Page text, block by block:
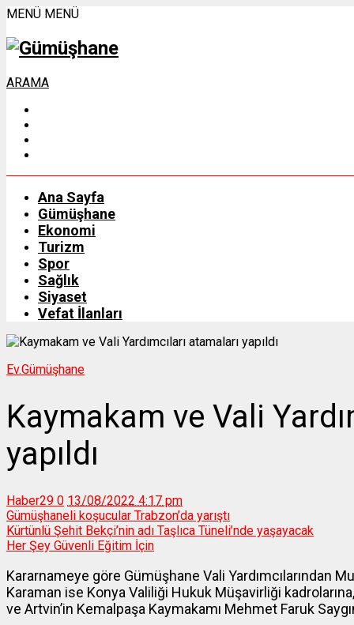
MENÜ MENÜ
ARAMA
Ana Sayfa
Gümüşhane
Ekonomi
Turizm
Spor
Sağlık
Siyaset
Vefat İlanları
Ev.Gümüşhane
Kaymakam ve Vali
yapıldı
Haber29 0 13/08/2022 4:17 pm
Gümüşhaneli koşucular Trabzon’da yarıştı
Kürtünlü Şehit Bekçi’nin adı Taşlıca Tüneli’nde yaşayacak
Her Şey Güvenli Eğitim İçin
Kararnameye göre Gümüşhane Vali Yardımcılarından
Karaman ise Konya Valiliği Hukuk Müşavirliği
ve Artvin’in Kemalpaşa Kaymakamı Mehmet Faruk